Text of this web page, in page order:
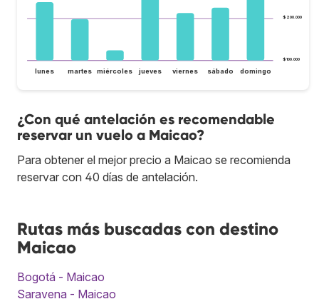
$100.000
$200.000
lunes martes miércoles jueves viernes sábado domingo
¿Con qué antelación es recomendable
reservar un vuelo a Maicao?
Para obtener el mejor precio a Maicao se recomienda
reservar con 40 días de antelación.
Rutas más buscadas con destino
Maicao
Bogotá - Maicao
Saravena - Maicao